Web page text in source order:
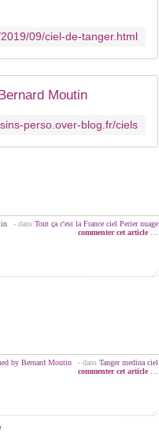
09/ciel-de-tanger.html
Moutin
perso.over-blog.fr/ciels
- dans Tout ça c'est la France ciel Perier nuage
commenter cet article
by Bernard Moutin - dans Tanger medina ciel
commenter cet article